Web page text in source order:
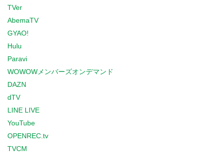
TVer
AbemaTV
GYAO!
Hulu
Paravi
WOWOWメンバーズオンデマンド
DAZN
dTV
LINE LIVE
YouTube
OPENREC.tv
TVCM